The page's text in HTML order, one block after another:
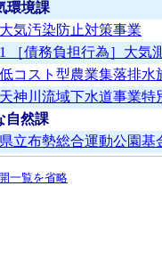
環境課
気汚染防止対策事業
［債務負担行為］大気
コスト型農業集落排水
神川流域下水道事業特
自然課
立布勢総合運動公園
一覧を省略